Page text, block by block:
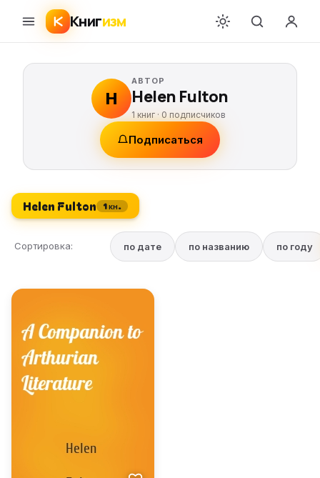
Книгизм
H
АВТОР
Helen Fulton
1 книг ·0 подписчиков
Подписаться
Helen Fulton 1 кн.
Сортировка: по дате по названию по году